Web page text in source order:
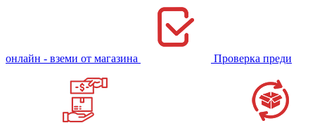
онлайн - вземи от магазина Проверка преди